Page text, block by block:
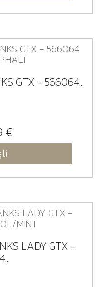
GTX - 566064...
€
LADY GTX -